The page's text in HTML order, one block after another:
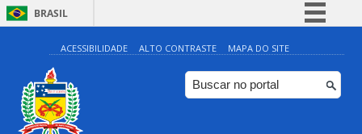
BRASIL
Simplifique!
Comunica BR
Participe
ACESSIBILIDADE ALTO CONTRASTE MAPA DO SITE